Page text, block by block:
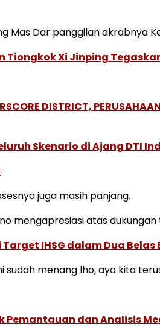
Mas Dar panggilan akrabnya
Tiongkok Xi Jinping
DISTRICT,
Skenario di Ajang DTI
juga masih panjang.
mengapresiasi atas
Target IHSG dalam Dua
menang lho, ayo kita
dan Analisis